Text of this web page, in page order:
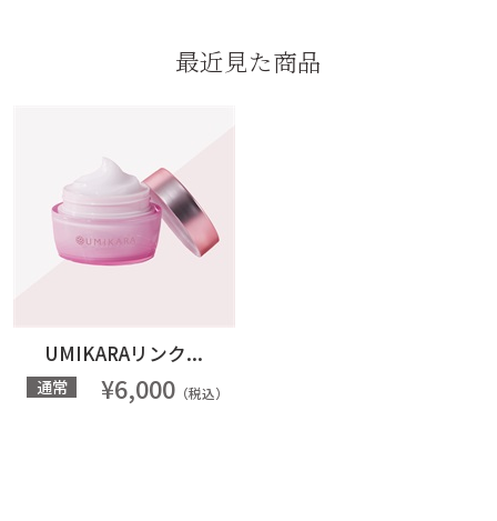
最近見た商品
UMIKARAリンク...
通常 ¥6,000 （税込）